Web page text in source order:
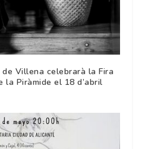
Villena celebrarà la Fira
Piràmide el 18 d’abril